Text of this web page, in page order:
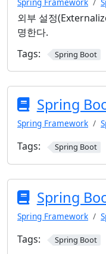
외부 설정
명한다.
Tags:
Spring Boot
Spring
Spring Framework
Tags: Spring Boot
Spring
Spring Framework
Tags: Spring Boot